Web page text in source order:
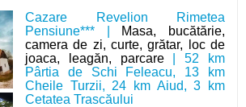
Cazare Revelion Rimetea
Pensiune*** | Masa, bucătărie,
camera de zi, curte, grătar, loc de
joaca, leagăn, parcare| 52 km
Pârtia de Schi Feleacu, 13 km
Cheile Turzii, 24 km Aiud, 3 km
Cetatea Trascăului